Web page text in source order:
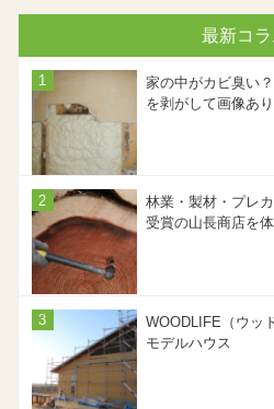
最新コラ
家の中がカビ臭い
を剥がして画像あり
林業・製材・プレ
受賞の山長商店を
WOODLIFE（ウッ
モデルハウス